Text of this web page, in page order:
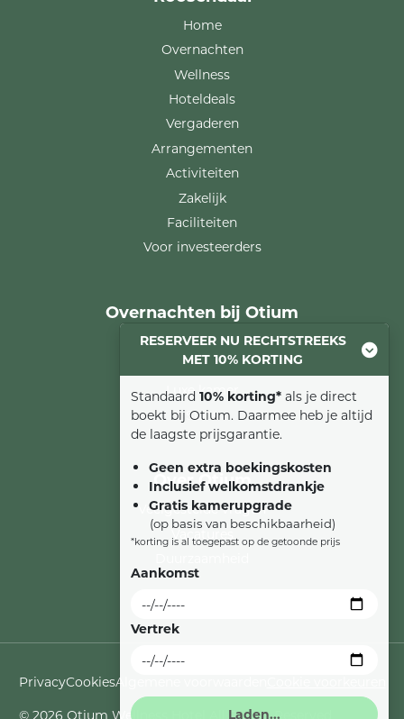
RESERVEER NU RECHTSTREEKS
MET 10% KORTING
Standaard 10% korting* als je direct
boekt bij Otium. Daarmee heb je altijd
de laagste prijsgarantie.
Geen extra boekingskosten
Inclusief welkomstdrankje
Gratis kamerupgrade
(op basis van beschikbaarheid)
*korting is al toegepast op de getoonde prijs
Aankomst
Vertrek
Home
Overnachten
Wellness
Hoteldeals
Vergaderen
Arrangementen
Activiteiten
Zakelijk
Faciliteiten
Voor investeerders
Overnachten bij Otium
Comfort kamer
Familiesuite
Luxe kamer
Suite
Over Otium
Veelgestelde vragen
Vacatures
© 2026 Otium Wellness Hotel All Rights Reserved
PrivacyCookiesAlgemene voorwaarden